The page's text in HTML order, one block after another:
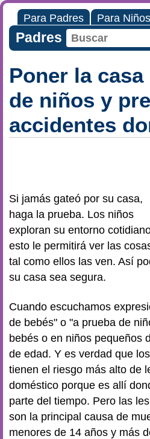
Para Padres Para Niños
Padres
Poner la
de niños y
accidentes
Si jamás gateó por su casa,
haga la prueba. Los niños
exploran su entorno
esto le permitirá ver las
tal como ellos las ven. Así
su casa sea segura.
Cuando escuchamos
de bebés" o "a prueba de
bebés o en niños pequeños
de edad. Y es verdad que
tienen el riesgo más alto de
doméstico porque es allí
parte del tiempo. Pero las
son la principal causa de
menores de 14 años y más